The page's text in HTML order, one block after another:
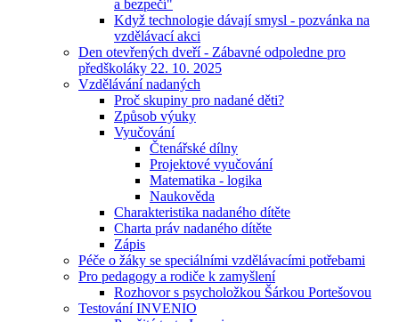
a bezpečí"
Když technologie dávají smysl - pozvánka na
vzdělávací akci
Den otevřených dveří - Zábavné odpoledne pro
předškoláky 22. 10. 2025
Vzdělávání nadaných
Proč skupiny pro nadané děti?
Způsob výuky
Vyučování
Čtenářské dílny
Projektové vyučování
Matematika - logika
Naukověda
Charakteristika nadaného dítěte
Charta práv nadaného dítěte
Zápis
Péče o žáky se speciálními vzdělávacími potřebami
Pro pedagogy a rodiče k zamyšlení
Rozhovor s psycholožkou Šárkou Portešovou
Testování INVENIO